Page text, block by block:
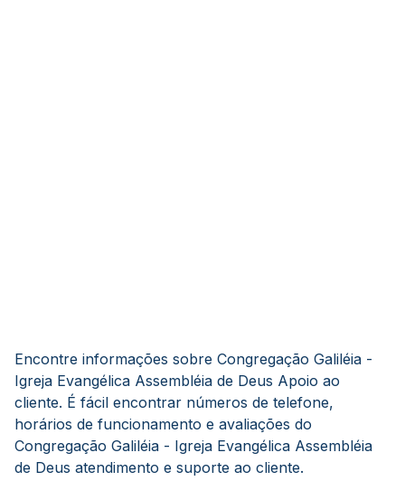
Encontre informações sobre Congregação Galiléia -
Igreja Evangélica Assembléia de Deus Apoio ao
cliente. É fácil encontrar números de telefone,
horários de funcionamento e avaliações do
Congregação Galiléia - Igreja Evangélica Assembléia
de Deus atendimento e suporte ao cliente.